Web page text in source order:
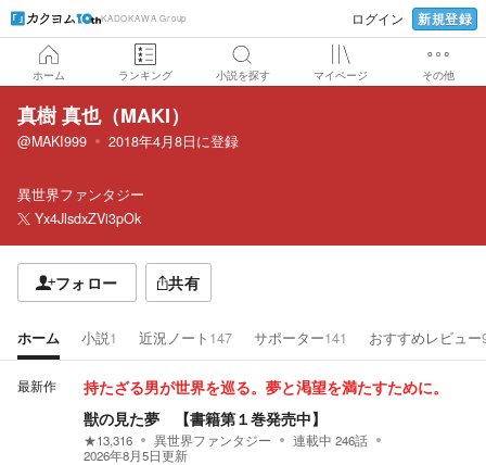
KADOKAWA Group ログイン 新規登録
ホーム ランキング 小説を探す マイページ その他
真樹 真也（MAKI）
@MAKI999 2018年4月8日に登録
異世界ファンタジー
Yx4JlsdxZVi3pOk
フォロー 共有
ホーム 小説1 近況ノート 147 サポーター141 おすすめレビュー
最新作 持たざる男が世界を巡る。夢と渇望を満たすために。
獣の見た夢 【書籍第１巻発売中】
★13,316 異世界ファンタジー 連載中 246話
2026年8月5日更新